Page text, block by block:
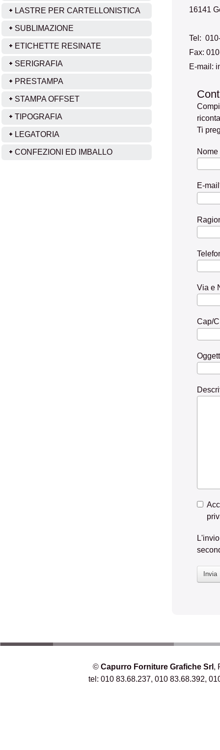
LASTRE PER CARTELLONISTICA
SUBLIMAZIONE
ETICHETTE RESINATE
SERIGRAFIA
PRESTAMPA
STAMPA OFFSET
TIPOGRAFIA
LEGATORIA
CONFEZIONI ED IMBALLO
16141
Tel:
Fax:
E-mail:
Ti
E-mail
Via e
Cap/
Invia
© Capurro Forniture Grafiche Srl ,
tel: 010 83.68.237, 010 83.68.392,